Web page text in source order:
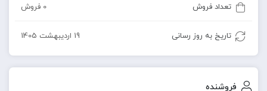
تعداد فروش 0 فروش
تاریخ به روز رسانی 19 اردیبهشت 1405
فروشنده